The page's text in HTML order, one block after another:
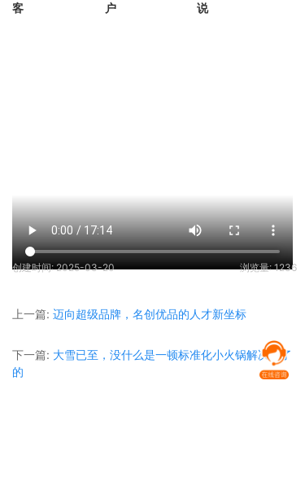
客户说
浏览量:1236
创建时间: 2025-03-20
上一篇: 迈向超级品牌，名创优品的人才新坐标
下一篇: 大雪已至，没什么是一顿标准化小火锅解决不了
的